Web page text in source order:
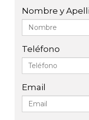
Nombre y
Teléfono
Email